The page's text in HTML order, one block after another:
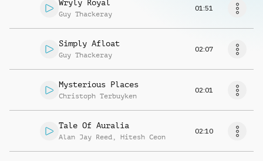
Wryly Royal
Guy Thackeray
01:51
Simply Afloat
Guy Thackeray
02:07
Mysterious Places
Christoph Terbuyken
02:01
Tale Of Auralia
Alan Jay Reed , Hitesh Ceon
02:10